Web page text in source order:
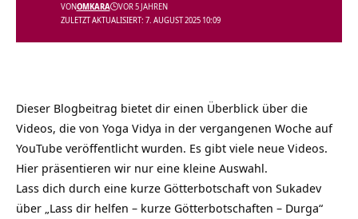
ZULETZT AKTUALISIERT: 7. AUGUST 2025 10:09
VONOMKARA VOR 5 JAHREN
Dieser Blogbeitrag bietet dir einen Überblick über die
Videos, die von Yoga Vidya in der vergangenen Woche auf
YouTube veröffentlicht wurden. Es gibt viele neue Videos.
Hier präsentieren wir nur eine kleine Auswahl.
Lass dich durch eine kurze Götterbotschaft von Sukadev
über „Lass dir helfen – kurze Götterbotschaften – Durga“